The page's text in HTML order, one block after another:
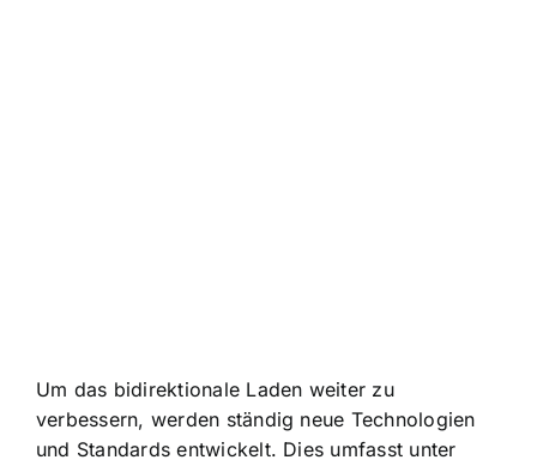
Um das bidirektionale Laden weiter zu
verbessern, werden ständig neue Technologien
und Standards entwickelt. Dies umfasst unter